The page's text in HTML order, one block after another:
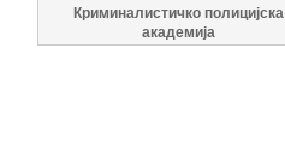
Криминалистичко полицијска
академија